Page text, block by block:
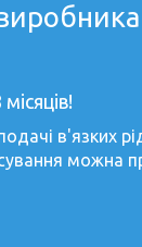
в'язких
можна